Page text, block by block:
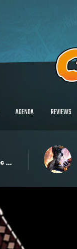
AGENDA REVIEWS
...